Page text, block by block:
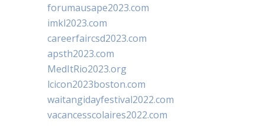
forumausape2023.com
imkl2023.com
careerfaircsd2023.com
apsth2023.com
MedItRio2023.org
lcicon2023boston.com
waitangidayfestival2022.com
vacancesscolaires2022.com